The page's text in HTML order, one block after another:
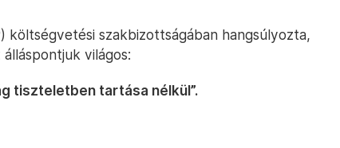
költségvetési szakbizottságában hangsúlyozta,
világos:
tiszteletben tartása nélkül”.